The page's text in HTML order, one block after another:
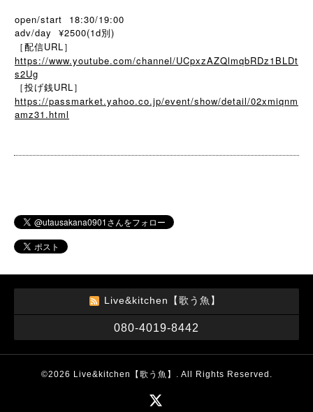
open/start 18:30/19:00
adv/day ¥2500(1d別)
［配信URL］
https://www.youtube.com/channel/UCpxzAZQlmqbRDz1BLDt
s2Ug
［投げ銭URL］
https://passmarket.yahoo.co.jp/event/show/detail/02xmiqnm
amz31.html
Live&kitchen【歌う魚】
080-4019-8442
©2026 Live&kitchen【歌う魚】 . All Rights Reserved.